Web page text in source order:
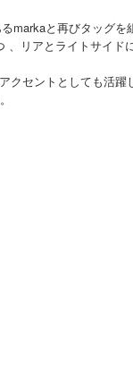
と再びタッグを
リアとライトサイド
セントとしても活躍